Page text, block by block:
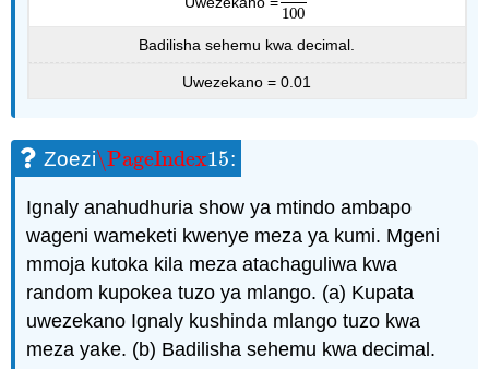
100
Badilisha sehemu kwa decimal.
Uwezekano = 0.01
Zoezi\PageIndex15
\PageIndex15:
Ignaly anahudhuria show ya mtindo ambapo
wageni wameketi kwenye meza ya kumi. Mgeni
mmoja kutoka kila meza atachaguliwa kwa
random kupokea tuzo ya mlango. (a) Kupata
uwezekano Ignaly kushinda mlango tuzo kwa
meza yake. (b) Badilisha sehemu kwa decimal.